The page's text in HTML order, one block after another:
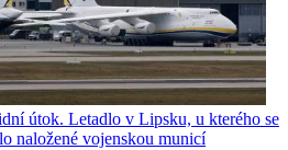
útok. Letadlo v Lipsku, u kterého se
naložené vojenskou municí